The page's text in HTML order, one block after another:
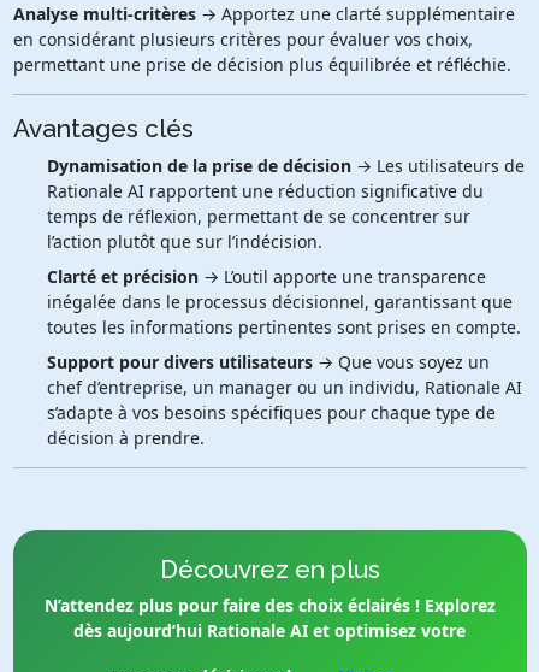
Analyse multi-critères→ Apportez une clarté supplémentaire
en considérant plusieurs critères pour évaluer vos choix,
permettant une prise de décision plus équilibrée et réfléchie.
Avantages clés
Dynamisation de la prise de décision→ Les utilisateurs de
Rationale AI rapportent une réduction significative du
temps de réflexion, permettant de se concentrer sur
l’action plutôt que sur l’indécision.
Clarté et précision→ L’outil apporte une transparence
inégalée dans le processus décisionnel, garantissant que
toutes les informations pertinentes sont prises en compte.
Support pour divers utilisateurs→ Que vous soyez un
chef d’entreprise, un manager ou un individu, Rationale AI
s’adapte à vos besoins spécifiques pour chaque type de
décision à prendre.
Découvrez en plus
N’attendez plus pour faire des choix éclairés ! Explorez
dès aujourd’hui Rationale AI et optimisez votre